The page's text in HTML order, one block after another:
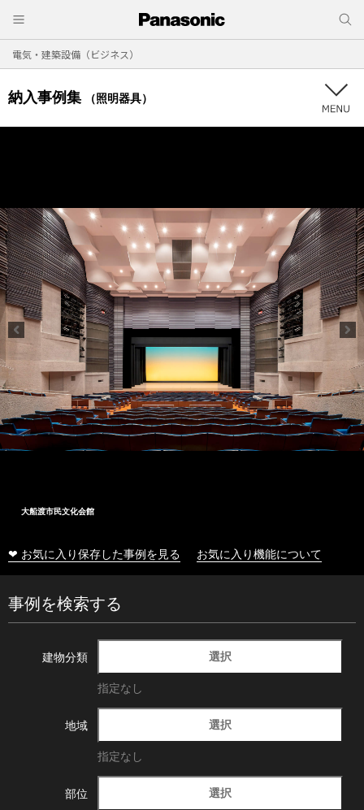
電気・建築設備（ビジネス）
納入事例集 （照明器具）
大船渡市民文化会館
❤ お気に入り保存した事例を見る お気に入り機能について
事例を検索する
建物分類 選択
指定なし
地域 選択
指定なし
部位 選択